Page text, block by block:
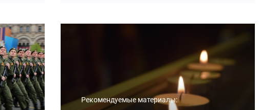
Рекомендуемые материалы: